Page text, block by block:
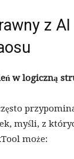
z
w logiczną
myśli, z
może: